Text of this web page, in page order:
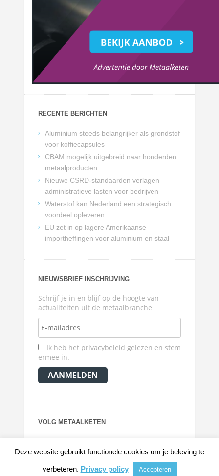
RECENTE BERICHTEN
Aluminium steeds belangrijker als grondstof
voor koffiecapsules
CBAM mogelijk uitgebreid naar honderden
metaalproducten
Nieuwe CSRD-standaarden verlagen
administratieve lasten voor bedrijven
Waterstof kan Nederland een strategisch
voordeel opleveren
EU zet in op lagere Amerikaanse
importheffingen voor aluminium en staal
NIEUWSBRIEF INSCHRIJVING
Schrijf je in en blijf op de hoogte van
actualiteiten uit de metaalbranche.
Ik heb het privacybeleid gelezen en stem
ermee in.
VOLG METAALKETEN
Deze website gebruikt functionele cookies om je beleving te
verbeteren. Privacy policy Accepteren